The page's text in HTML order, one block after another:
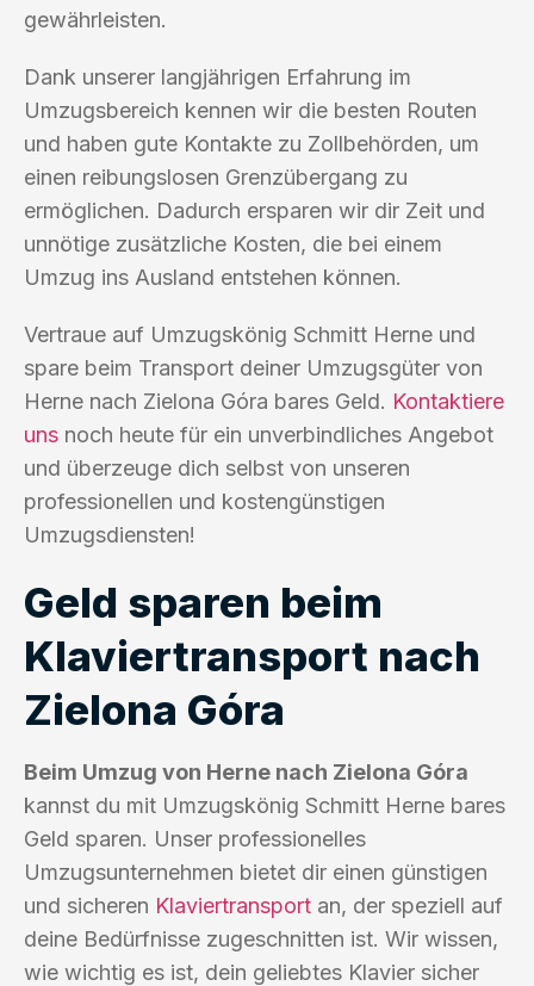
gewährleisten.
Dank unserer langjährigen Erfahrung im
Umzugsbereich kennen wir die besten Routen
und haben gute Kontakte zu Zollbehörden, um
einen reibungslosen Grenzübergang zu
ermöglichen. Dadurch ersparen wir dir Zeit und
unnötige zusätzliche Kosten, die bei einem
Umzug ins Ausland entstehen können.
Vertraue auf Umzugskönig Schmitt Herne und
spare beim Transport deiner Umzugsgüter von
Herne nach Zielona Góra bares Geld. Kontaktiere
uns noch heute für ein unverbindliches Angebot
und überzeuge dich selbst von unseren
professionellen und kostengünstigen
Umzugsdiensten!
Geld sparen beim
Klaviertransport nach
Zielona Góra
Beim Umzug von Herne nach Zielona Góra
kannst du mit Umzugskönig Schmitt Herne bares
Geld sparen. Unser professionelles
Umzugsunternehmen bietet dir einen günstigen
und sicheren Klaviertransport an, der speziell auf
deine Bedürfnisse zugeschnitten ist. Wir wissen,
wie wichtig es ist, dein geliebtes Klavier sicher